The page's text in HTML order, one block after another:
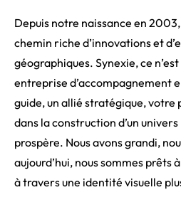
Depuis notre naissance en
chemin riche d’innovations et
géographiques. Synexie, ce
entreprise d’accompagnement
guide, un allié stratégique,
dans la construction d’un
prospère. Nous avons grandi,
aujourd’hui, nous sommes prêts
à travers une identité visuelle